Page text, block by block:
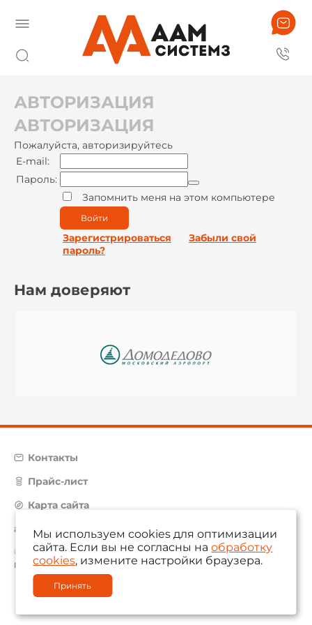
АВТОРИЗАЦИЯ
АВТОРИЗАЦИЯ
Пожалуйста, авторизируйтесь
E-mail:
Пароль:
Запомнить меня на этом компьютере
Войти
Зарегистрироваться
Забыли свой
пароль?
Нам доверяют
Контакты
Прайс-лист
Карта сайта
aam@aamsystems.ru
© 2004 — 2026 «AAM Systems»
Политика обработки персональных данных
Мы используем cookies для оптимизации
сайта. Если вы не согласны наобработку
cookies, измените настройки браузера.
Принять